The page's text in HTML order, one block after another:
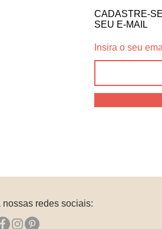
CADASTRE-
SEU E-MAIL
Insira o seu
nossas redes sociais: